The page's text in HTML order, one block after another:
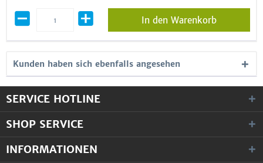
In den Warenkorb
Kunden haben sich ebenfalls angesehen
SERVICE HOTLINE
SHOP SERVICE
INFORMATIONEN